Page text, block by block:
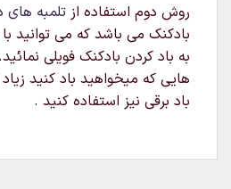
روش دوم استفاده از تلمبه
بادکنک می باشد که می توانید
به باد کردن بادکنک فویلی
هایی که میخواهید باد کنید
باد برقی نیز استفاده کنید .